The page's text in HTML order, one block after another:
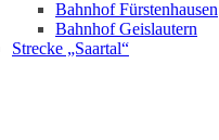
Bahnhof Fürstenhausen
Bahnhof Geislautern
Strecke „Saartal“